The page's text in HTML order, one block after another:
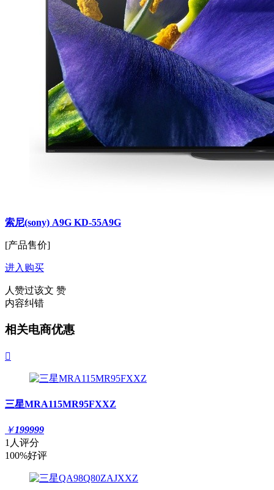
索尼(sony) A9G KD-55A9G
[产品售价]
进入购买
人赞过该文 赞
内容纠错
相关电商优惠

三星MRA115MR95FXXZ
￥199999
1人评分
100%好评